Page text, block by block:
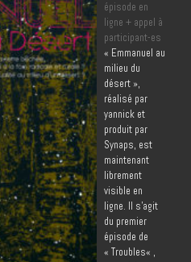
épisode en
ligne + appel à
participant-es
« Emmanuel au
milieu du
désert »,
réalisé par
yannick et
produit par
Synaps, est
maintenant
librement
visible en
ligne. Il s’agit
du premier
épisode de
« Troubles« ,